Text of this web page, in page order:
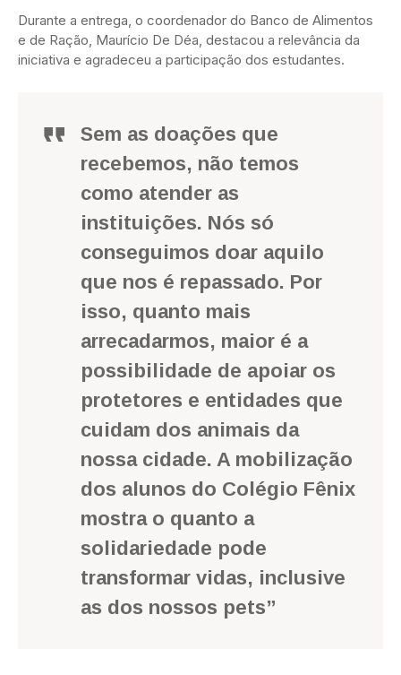
Durante a entrega, o coordenador do Banco de Alimentos
e de Ração, Maurício De Déa, destacou a relevância da
iniciativa e agradeceu a participação dos estudantes.
Sem as doações que
recebemos, não temos
como atender as
instituições. Nós só
conseguimos doar aquilo
que nos é repassado. Por
isso, quanto mais
arrecadarmos, maior é a
possibilidade de apoiar os
protetores e entidades que
cuidam dos animais da
nossa cidade. A mobilização
dos alunos do Colégio Fênix
mostra o quanto a
solidariedade pode
transformar vidas, inclusive
as dos nossos pets”